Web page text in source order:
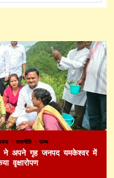
राजनीति राज्य
ने अपने गृह जनपद यमकेश्वर में
वृक्षारोपण